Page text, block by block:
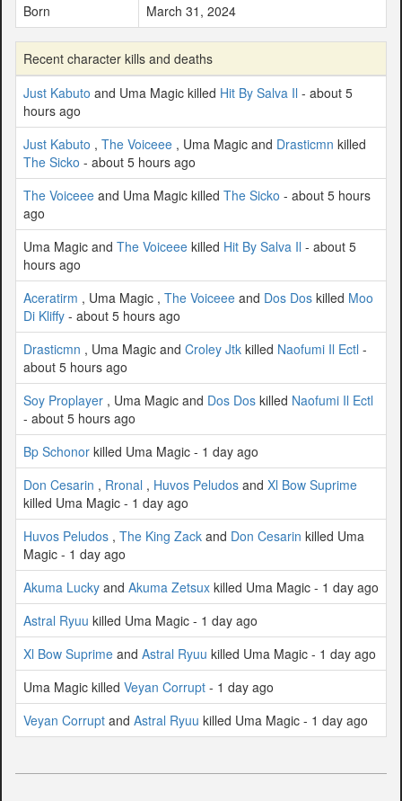
Born
March 31, 2024
Recent character kills and deaths
Just Kabuto and Uma Magic killed Hit By Salva Il - about 5
hours ago
Just Kabuto , The Voiceee , Uma Magic and Drasticmn killed
The Sicko - about 5 hours ago
The Voiceee and Uma Magic killed The Sicko - about 5 hours
ago
Uma Magic and The Voiceee killed Hit By Salva Il - about 5
hours ago
Aceratirm , Uma Magic , The Voiceee and Dos Dos killed Moo
Di Kliffy - about 5 hours ago
Drasticmn , Uma Magic and Croley Jtk killed Naofumi Il Ectl -
about 5 hours ago
Soy Proplayer , Uma Magic and Dos Dos killed Naofumi Il Ectl
- about 5 hours ago
Bp Schonor killed Uma Magic - 1 day ago
Don Cesarin , Rronal , Huvos Peludos and Xl Bow Suprime
killed Uma Magic - 1 day ago
Huvos Peludos , The King Zack and Don Cesarin killed Uma
Magic - 1 day ago
Akuma Lucky and Akuma Zetsux killed Uma Magic - 1 day ago
Astral Ryuu killed Uma Magic - 1 day ago
Xl Bow Suprime and Astral Ryuu killed Uma Magic - 1 day ago
Uma Magic killed Veyan Corrupt - 1 day ago
Veyan Corrupt and Astral Ryuu killed Uma Magic - 1 day ago